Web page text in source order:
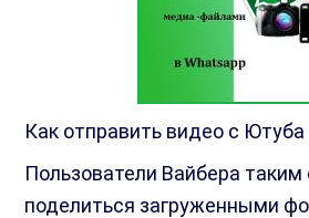
Как отправить видео с Ютуба
Пользователи Вайбера таким
поделиться загруженными